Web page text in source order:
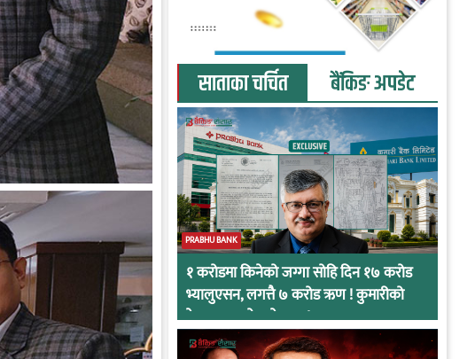
साताका चर्चित बैंकिङ अपडेट
PRABHU BANK
१ करोडमा किनेको जग्गा सोहि दिन १७ करोड
भ्यालुएसन, लगत्तै ७ करोड ऋण ! कुमारीको
केसमा प्रभुको कनेक्सन !